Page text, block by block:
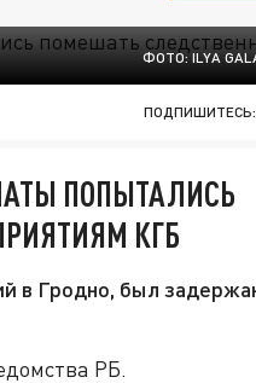
ФОТО: ILYA
ПОДПИШИТЕСЬ:
ПОПЫТАЛИСЬ
КГБ
в Гродно, был
РБ.